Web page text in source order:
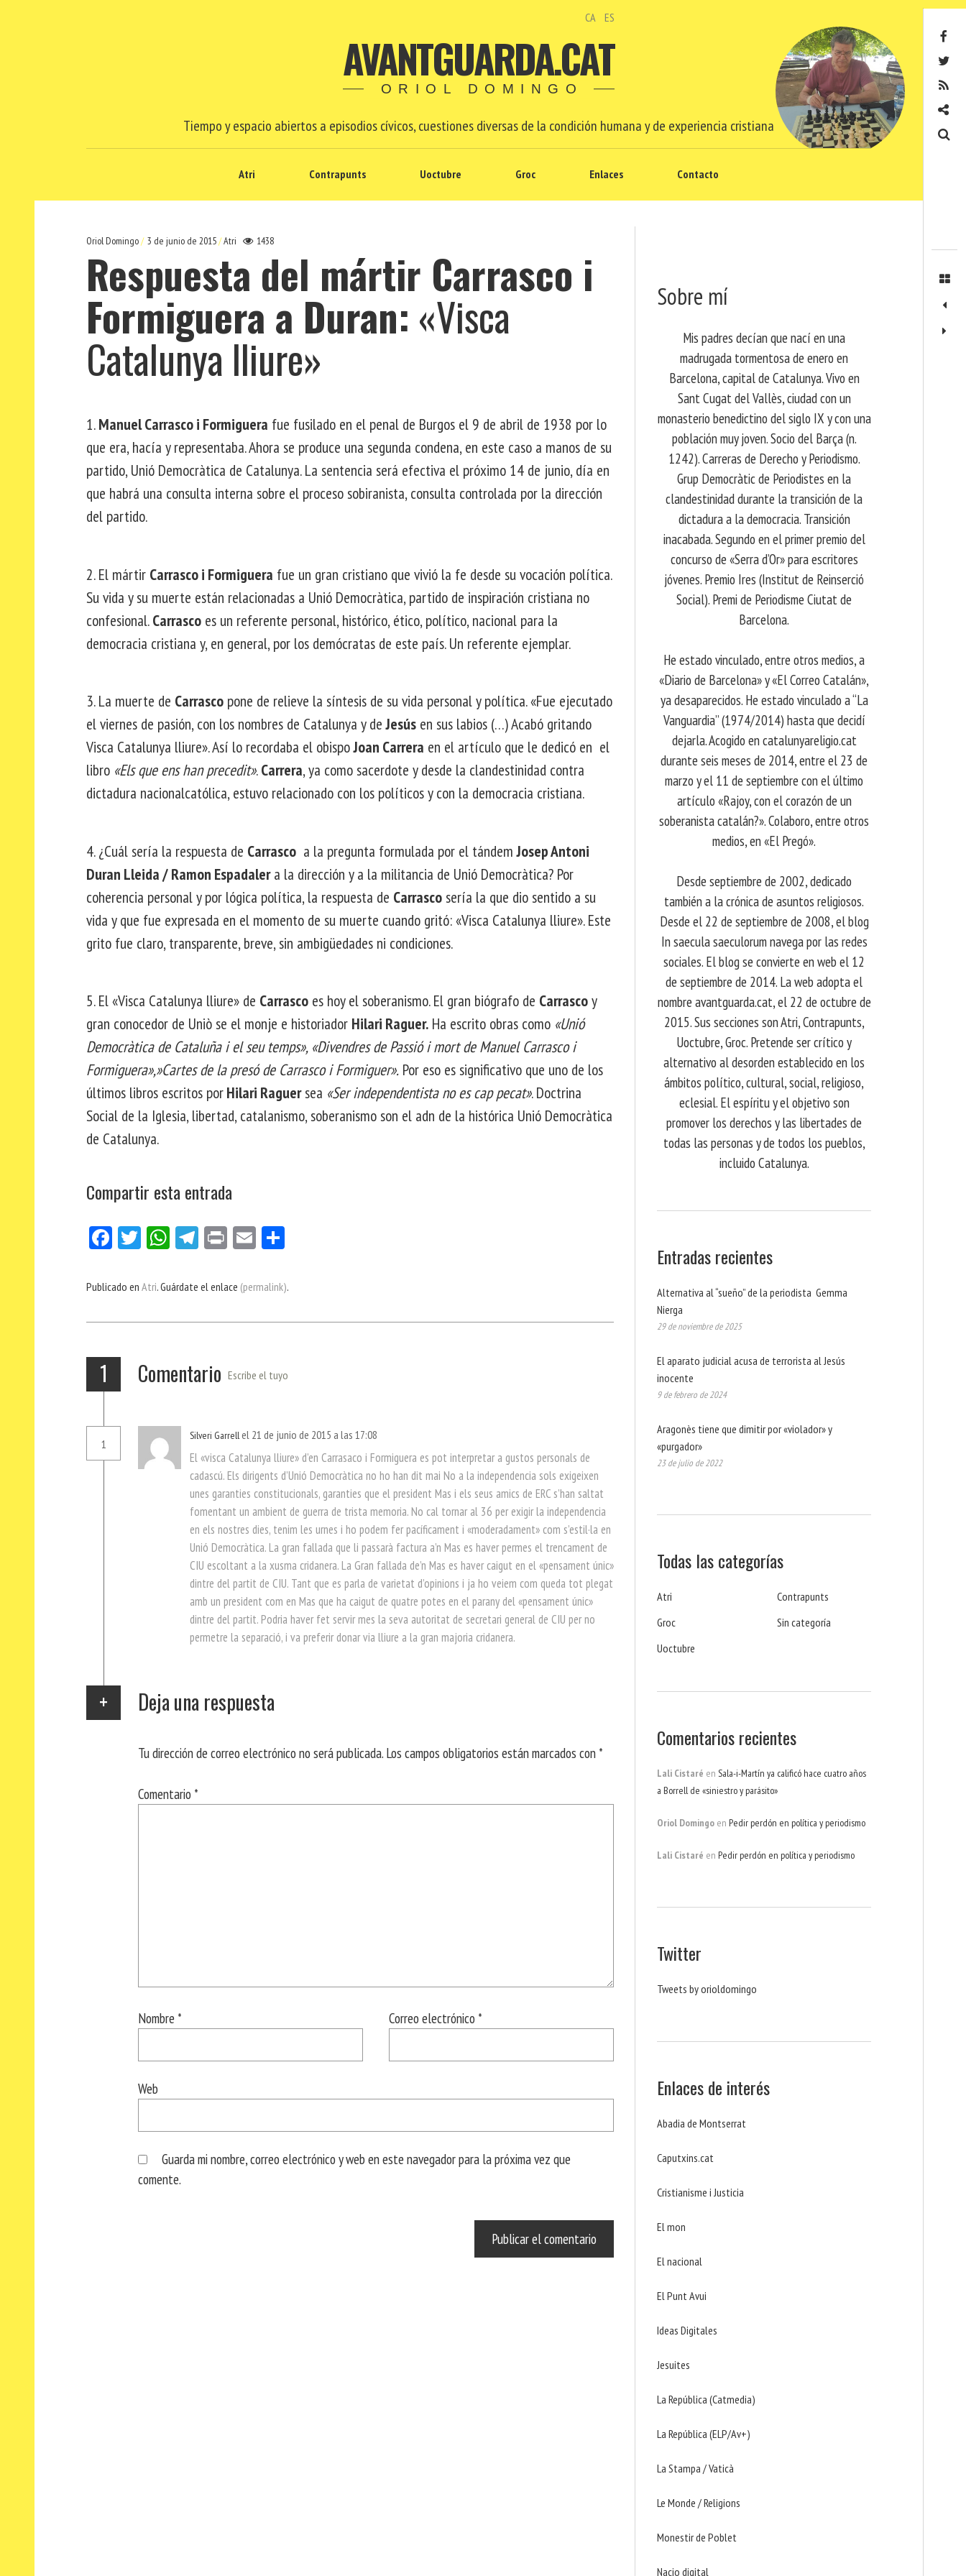
CA ES
AVANTGUARDA.CAT
ORIOL DOMINGO
Tiempo y espacio abiertos a episodios cívicos, cuestiones diversas de la condición humana y de experiencia cristiana
Atri Contrapunts Uoctubre Groc Enlaces Contacto
Oriol Domingo 3 de junio de 2015 Atri 1438
Respuesta del mártir Carrasco i
Formiguera a Duran: «Visca
Catalunya lliure»
1.Manuel Carrasco i Formiguera fue fusilado en el penal de Burgos el 9 de abril de 1938 por lo
que era, hacía y representaba. Ahora se produce una segunda condena, en este caso a manos de su
partido, Unió Democràtica de Catalunya. La sentencia será efectiva el próximo 14 de junio, día en
que habrá una consulta interna sobre el proceso sobiranista, consulta controlada por la dirección
del partido.
2. El mártir Carrasco i Formiguera fue un gran cristiano que vivió la fe desde su vocación política.
Su vida y su muerte están relacionadas a Unió Democràtica, partido de inspiración cristiana no
confesional.Carrasco es un referente personal, histórico, ético, político, nacional para la
democracia cristiana y, en general, por los demócratas de este país. Un referente ejemplar.
3. La muerte de Carrasco pone de relieve la síntesis de su vida personal y política. «Fue ejecutado
el viernes de pasión, con los nombres de Catalunya y deJesús en sus labios (…) Acabó gritando
Visca Catalunya lliure». Así lo recordaba el obispoJoan Carrera en el artículo que le dedicó en el
libro «Els que ens han precedit».Carrera, ya como sacerdote y desde la clandestinidad contra
dictadura nacionalcatólica, estuvo relacionado con los políticos y con la democracia cristiana.
4. ¿Cuál sería la respuesta de Carrasco a la pregunta formulada por el tándemJosep Antoni
Duran Lleida / Ramon Espadalera la dirección y a la militancia de Unió Democràtica? Por
coherencia personal y por lógica política, la respuesta de Carrasco sería la que dio sentido a su
vida y que fue expresada en el momento de su muerte cuando gritó: «Visca Catalunya lliure». Este
grito fue claro, transparente, breve, sin ambigüedades ni condiciones.
5. El «Visca Catalunya lliure» de Carrasco es hoy el soberanismo. El gran biógrafo de Carrascoy
gran conocedor de Uniò se el monje e historiador Hilari Raguer. Ha escrito obras como «Unió
Democràtica de Cataluña i el seu temps», «Divendres de Passió i mort de Manuel Carrasco i
Formiguera»,»Cartes de la presó de Carrasco i Formiguer». Por eso es significativo que uno de los
últimos libros escritos porHilari Raguersea «Ser independentista no es cap pecat». Doctrina
Social de la Iglesia, libertad, catalanismo, soberanismo son el adn de la histórica Unió Democràtica
de Catalunya.
Compartir esta entrada
Fa
bo
Tw
er
W
ts
p
Te
gr
m
Pri E
ail pa
r
Publicado en Atri. Guárdate el enlace (permalink).
1 Comentario Escribe el tuyo
1
Silveri Garrell el 21 de junio de 2015 a las 17:08
El «visca Catalunya lliure» d’en Carrasaco i Formiguera es pot interpretar a gustos personals de
cadascú. Els dirigents d’Unió Democràtica no ho han dit mai No a la independencia sols exigeixen
unes garanties constitucionals, garanties que el president Mas i els seus amics de ERC s’han saltat
fomentant un ambient de guerra de trista memoria. No cal tornar al 36 per exigir la independencia
en els nostres dies, tenim les urnes i ho podem fer pacíficament i «moderadament» com s’estil·la en
Unió Democràtica. La gran fallada que li passarà factura a’n Mas es haver permes el trencament de
CIU escoltant a la xusma cridanera. La Gran fallada de’n Mas es haver caigut en el «pensament únic»
dintre del partit de CIU. Tant que es parla de varietat d’opinions i ja ho veiem com queda tot plegat
amb un president com en Mas que ha caigut de quatre potes en el parany del «pensament únic»
dintre del partit. Podria haver fet servir mes la seva autoritat de secretari general de CIU per no
permetre la separació, i va preferir donar via lliure a la gran majoria cridanera.
Deja una respuesta
Tu dirección de correo electrónico no será publicada. Los campos obligatorios están marcados con *
Comentario *
Nombre * Correo electrónico *
Web
Guarda mi nombre, correo electrónico y web en este navegador para la próxima vez que
comente.
Sobre mí
Mis padres decían que nací en una
madrugada tormentosa de enero en
Barcelona, ​​capital de Catalunya. Vivo en
Sant Cugat del Vallès, ciudad con un
monasterio benedictino del siglo IX y con una
población muy joven. Socio del Barça (n.
1242). Carreras de Derecho y Periodismo.
Grup Democràtic de Periodistes en la
clandestinidad durante la transición de la
dictadura a la democracia. Transición
inacabada. Segundo en el primer premio del
concurso de «Serra d’Or» para escritores
jóvenes. Premio Ires (Institut de Reinserció
Social). Premi de Periodisme Ciutat de
Barcelona.
He estado vinculado, entre otros medios, a
«Diario de Barcelona» y «El Correo Catalán»,
ya desaparecidos. He estado vinculado a “La
Vanguardia” (1974/2014) hasta que decidí
dejarla. Acogido en catalunyareligio.cat
durante seis meses de 2014, entre el 23 de
marzo y el 11 de septiembre con el último
artículo «Rajoy, con el corazón de un
soberanista catalán?». Colaboro, entre otros
medios, en «El Pregó».
Desde septiembre de 2002, dedicado
también a la crónica de asuntos religiosos.
Desde el 22 de septiembre de 2008, el blog
In saecula saeculorum navega por las redes
sociales. El blog se convierte en web el 12
de septiembre de 2014. La web adopta el
nombre avantguarda.cat, el 22 de octubre de
2015. Sus secciones son Atri, Contrapunts,
Uoctubre, Groc. Pretende ser crítico y
alternativo al desorden establecido en los
ámbitos político, cultural, social, religioso,
eclesial. El espíritu y el objetivo son
promover los derechos y las libertades de
todas las personas y de todos los pueblos,
incluido Catalunya.
Entradas recientes
Alternativa al “sueño” de la periodista Gemma
Nierga
29 de noviembre de 2025
El aparato judicial acusa de terrorista al Jesús
inocente
9 de febrero de 2024
Aragonès tiene que dimitir por «violador» y
«purgador»
23 de julio de 2022
Todas las categorías
Atri
Contrapunts
Groc
Sin categoría
Uoctubre
Comentarios recientes
Lali Cistaré enSala-i-Martín ya calificó hace cuatro años
a Borrell de «siniestro y parásito»
Oriol Domingo en Pedir perdón en política y periodismo
Lali Cistaré en Pedir perdón en política y periodismo
Twitter
Tweets by orioldomingo
Enlaces de interés
Abadia de Montserrat
Caputxins.cat
Cristianisme i Justicia
El mon
El nacional
El Punt Avui
Ideas Digitales
Jesuites
La República (Catmedia)
La República (ELP/Av+)
La Stampa / Vaticà
Le Monde / Religions
Monestir de Poblet
Nacio digital
Contacto